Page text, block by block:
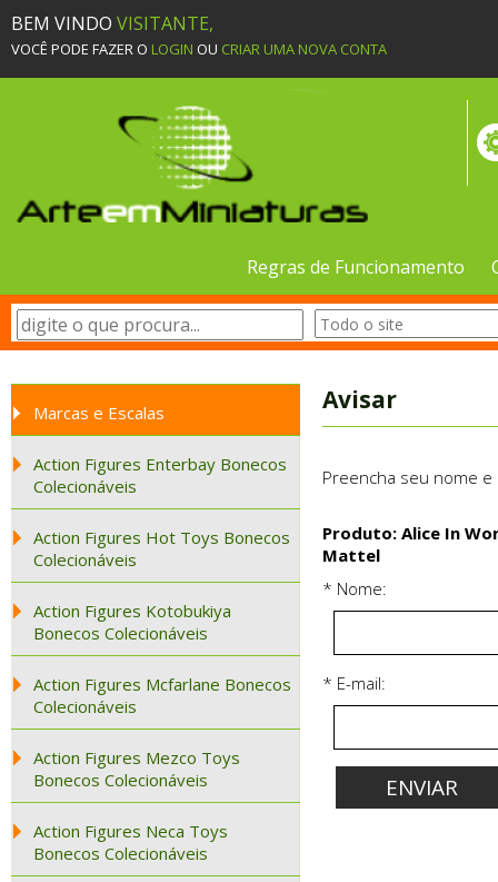
BEM VINDO VISITANTE,
VOCÊ PODE FAZER O LOGIN OU CRIAR UMA NOVA CONTA
Regras de Funcionamento
Marcas e Escalas
Action Figures Enterbay Bonecos
Colecionáveis
Action Figures Hot Toys Bonecos
Colecionáveis
Action Figures Kotobukiya
Bonecos Colecionáveis
Action Figures Mcfarlane Bonecos
Colecionáveis
Action Figures Mezco Toys
Bonecos Colecionáveis
Action Figures Neca Toys
Bonecos Colecionáveis
Avisar
Preencha seu nome
Produto: Alice In
Mattel
* Nome:
* E-mail: